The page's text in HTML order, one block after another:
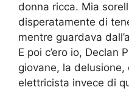
donna ricca. Mia
disperatamente di
mentre guardava
E poi c’ero io, Declan
giovane, la
elettricista invece di